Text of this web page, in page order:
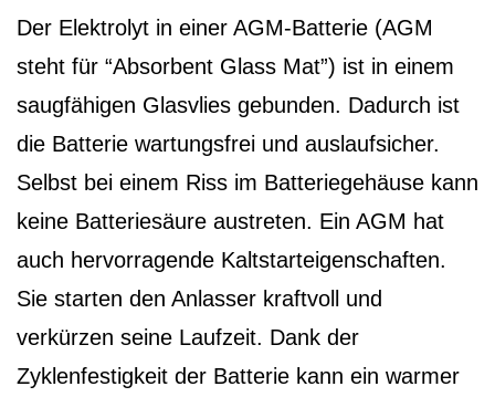
Der Elektrolyt in einer AGM-Batterie (AGM
steht für “Absorbent Glass Mat”) ist in einem
saugfähigen Glasvlies gebunden. Dadurch ist
die Batterie wartungsfrei und auslaufsicher.
Selbst bei einem Riss im Batteriegehäuse kann
keine Batteriesäure austreten. Ein AGM hat
auch hervorragende Kaltstarteigenschaften.
Sie starten den Anlasser kraftvoll und
verkürzen seine Laufzeit. Dank der
Zyklenfestigkeit der Batterie kann ein warmer